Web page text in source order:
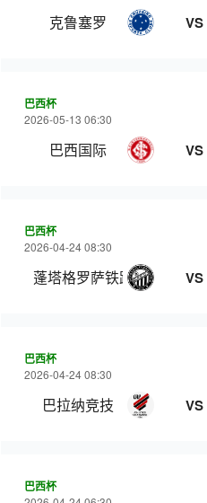
克鲁塞罗 VS
巴西杯
2026-05-13 06:30
巴西国际 VS
巴西杯
2026-04-24 08:30
蓬塔格罗萨铁路工人 VS
巴西杯
2026-04-24 08:30
巴拉纳竞技 VS
巴西杯